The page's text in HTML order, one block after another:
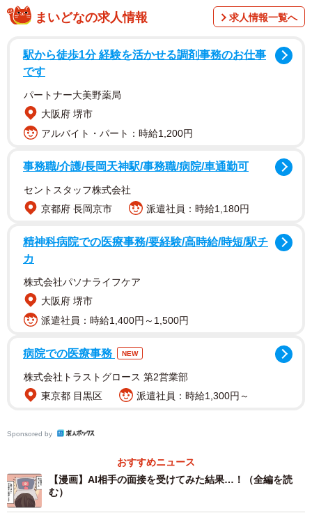
1/6
「面接官」がAIの面接が増えてきた
動し、20数社の面接を受けたなかで1社だけアバターに対し
て回答するスタイルのAI面接を受験したことがあります。
オンライン上で実施されるWeb面接はインターンシップの
ケーションには慣れていたため、アクセスや進行で手間や
整が必要なかったことですね。指定された期間のなかで、
こちらの希望通りの日程でお願いすることができました。
特に授業を休まなくてよいので、夜間や土日もOKなのは良
まいどなの求人情報 求人情報一覧へ
駅から徒歩1分 経験を活かせる調剤事務のお仕事
です
パートナー大美野薬局
大阪府 堺市
アルバイト・パート：時給1,200円
事務職/介護/長岡天神駅/事務職/病院/車通勤可
セントスタッフ株式会社
京都府 長岡京市
派遣社員：時給1,180円
精神科病院での医療事務/要経験/高時給/時短/駅チ
カ
株式会社パソナライフケア
大阪府 堺市
派遣社員：時給1,400円～1,500円
病院での医療事務 NEW
株式会社トラストグロース 第2営業部
東京都 目黒区
派遣社員：時給1,300円～
Sponsored by
おすすめニュース
【漫画】AI相手の面接を受けてみた結果…！（全編を読
む）